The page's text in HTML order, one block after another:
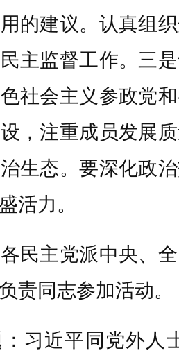
的建议。认真组
主监督工作。三
社会主义参政党
，注重成员发展
生态。要深化政
活力。
主党派中央、全
责同志参加活动。
近平同党外人